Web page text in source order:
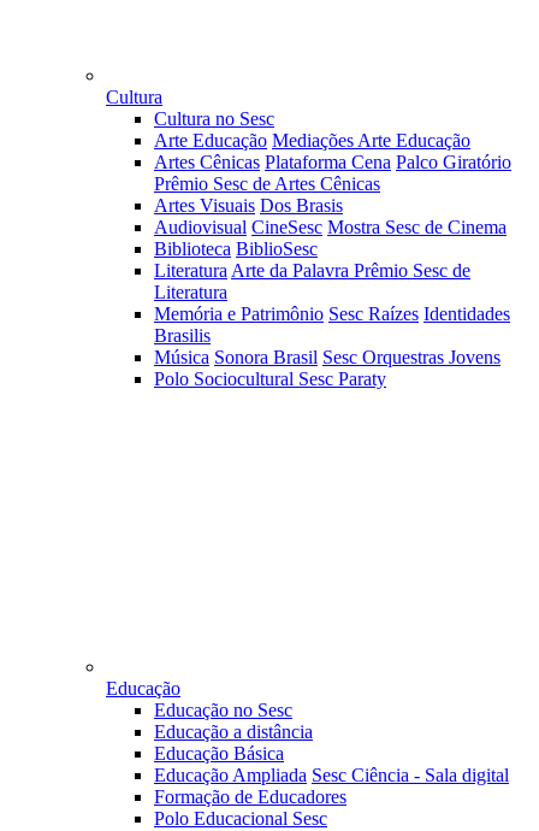
Cultura
Cultura no Sesc
Arte Educação Mediações Arte Educação
Artes Cênicas Plataforma Cena Palco Giratório
Prêmio Sesc de Artes Cênicas
Artes Visuais Dos Brasis
Audiovisual CineSesc Mostra Sesc de Cinema
Biblioteca BiblioSesc
Literatura Arte da Palavra Prêmio Sesc de
Literatura
Memória e Patrimônio Sesc Raízes Identidades
Brasilis
Música Sonora Brasil Sesc Orquestras Jovens
Polo Sociocultural Sesc Paraty
Educação
Educação no Sesc
Educação a distância
Educação Básica
Educação Ampliada Sesc Ciência - Sala digital
Formação de Educadores
Polo Educacional Sesc